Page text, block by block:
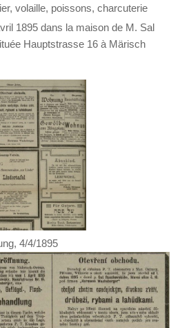
volaille, poissons, charcuterie
1895 dans la maison de M. Sal
Hauptstrasse 16 à Märisch
4/4/1895